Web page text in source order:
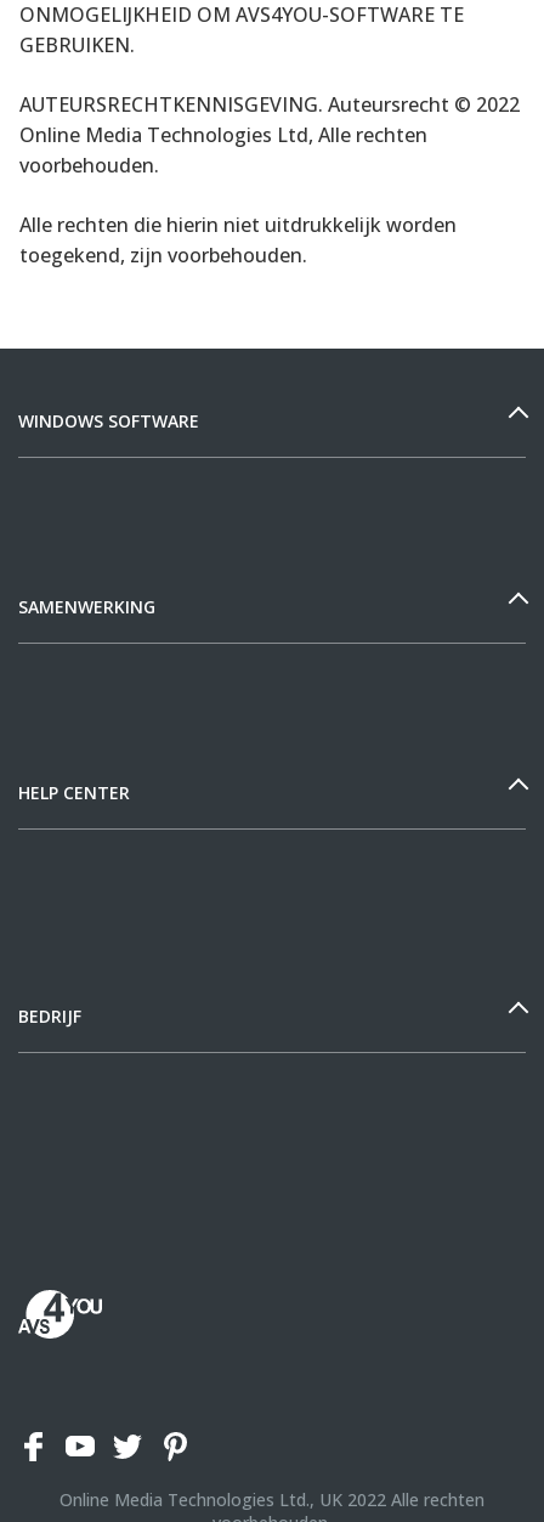
ONMOGELIJKHEID OM AVS4YOU-SOFTWARE TE
GEBRUIKEN.
AUTEURSRECHTKENNISGEVING. Auteursrecht © 2022
Online Media Technologies Ltd, Alle rechten
voorbehouden.
Alle rechten die hierin niet uitdrukkelijk worden
toegekend, zijn voorbehouden.
WINDOWS SOFTWARE
SAMENWERKING
HELP CENTER
BEDRIJF
Online Media Technologies Ltd., UK 2022 Alle rechten